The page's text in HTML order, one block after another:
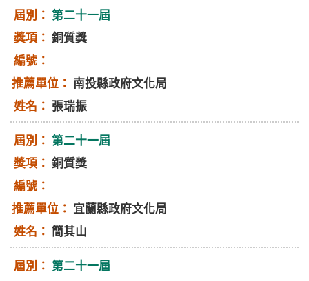
第二十一屆
銅質獎
南投縣政府文化局
張瑞振
第二十一屆
銅質獎
宜蘭縣政府文化局
簡其山
第二十一屆